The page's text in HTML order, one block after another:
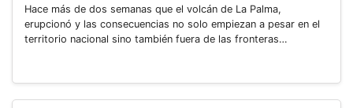
Hace más de dos semanas que el volcán de La Palma,
erupcionó y las consecuencias no solo empiezan a pesar en el
territorio nacional sino también fuera de las fronteras…